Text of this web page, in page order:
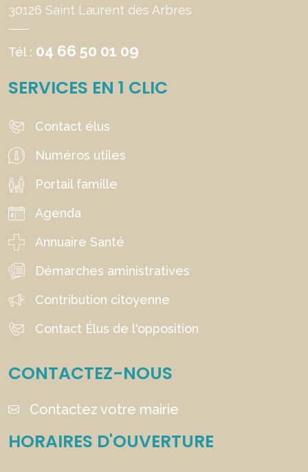
30126 Saint Laurent des Arbres
Tél : 04 66 50 01 09
SERVICES EN 1 CLIC
Contact élus
Numéros utiles
Portail famille
Agenda
Annuaire Santé
Démarches aministratives
Contribution citoyenne
Contact Élus de l'opposition
CONTACTEZ-NOUS
Contactez votre mairie
HORAIRES D'OUVERTURE